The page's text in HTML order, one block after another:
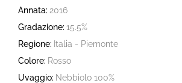
Annata: 2016
Gradazione: 15.5%
Regione: Italia - Piemonte
Colore: Rosso
Uvaggio: Nebbiolo 100%